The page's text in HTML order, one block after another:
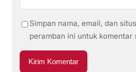
Simpan nama, email, dan
peramban ini untuk komentar